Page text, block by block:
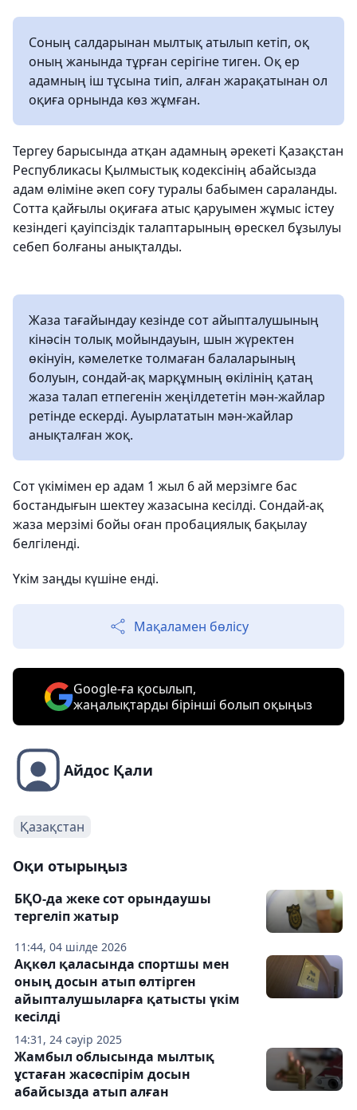
Соның салдарынан мылтық атылып кетіп, оқ
оның жанында тұрған серігіне тиген. Оқ ер
адамның іш тұсына тиіп, алған жарақатынан ол
оқиға орнында көз жұмған.
Тергеу барысында атқан адамның әрекеті Қазақстан
Республикасы Қылмыстық кодексінің абайсызда
адам өліміне әкеп соғу туралы бабымен сараланды.
Сотта қайғылы оқиғаға атыс қаруымен жұмыс істеу
кезіндегі қауіпсіздік талаптарының өрескел бұзылуы
себеп болғаны анықталды.
Жаза тағайындау кезінде сот айыпталушының
кінәсін толық мойындауын, шын жүректен
өкінуін, кәмелетке толмаған балаларының
болуын, сондай-ақ марқұмның өкілінің қатаң
жаза талап етпегенін жеңілдететін мән-жайлар
ретінде ескерді. Ауырлататын мән-жайлар
анықталған жоқ.
Сот үкімімен ер адам 1 жыл 6 ай мерзімге бас
бостандығын шектеу жазасына кесілді. Сондай-ақ
жаза мерзімі бойы оған пробациялық бақылау
белгіленді.
Үкім заңды күшіне енді.
Мақаламен бөлісу
Google-ға қосылып,
жаңалықтарды бірінші болып оқыңыз
Айдос Қали
Қазақстан
Оқи отырыңыз
11:44, 04 шілде 2026
БҚО-да жеке сот орындаушы
тергеліп жатыр
14:31, 24 сәуір 2025
Ақкөл қаласында спортшы мен
оның досын атып өлтірген
айыпталушыларға қатысты үкім
кесілді
Жамбыл облысында мылтық
ұстаған жасөспірім досын
абайсызда атып алған